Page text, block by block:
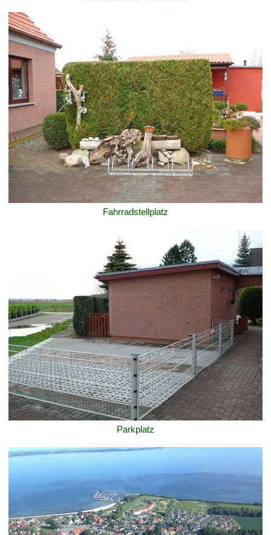
Fahrradstellplatz
Parkplatz